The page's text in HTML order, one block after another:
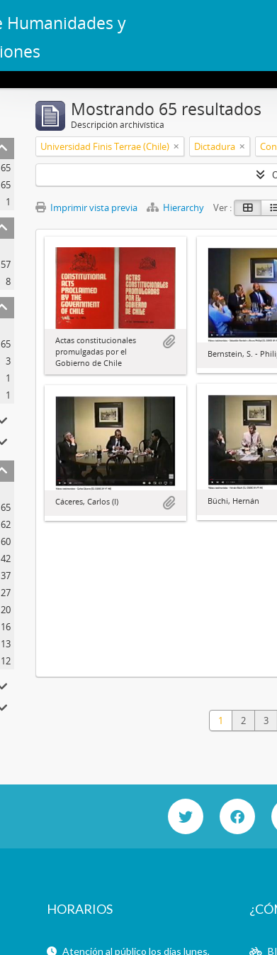
Humanidades y
65
65
1
57
8
65
3
1
1
65
62
60
42
37
27
20
16
13
12
Mostrando 65 resultados
Descripción archivística
Universidad Finis Terrae (Chile) Dictadura
Imprimir vista previa Hierarchy Ver :
Actas constitucionales
promulgadas por el
Gobierno de Chile
Bernstein, S. -
Büchi, Hernán
Cáceres, Carlos (I)
1 2 3
HORARIOS
Atención al público los días lunes,